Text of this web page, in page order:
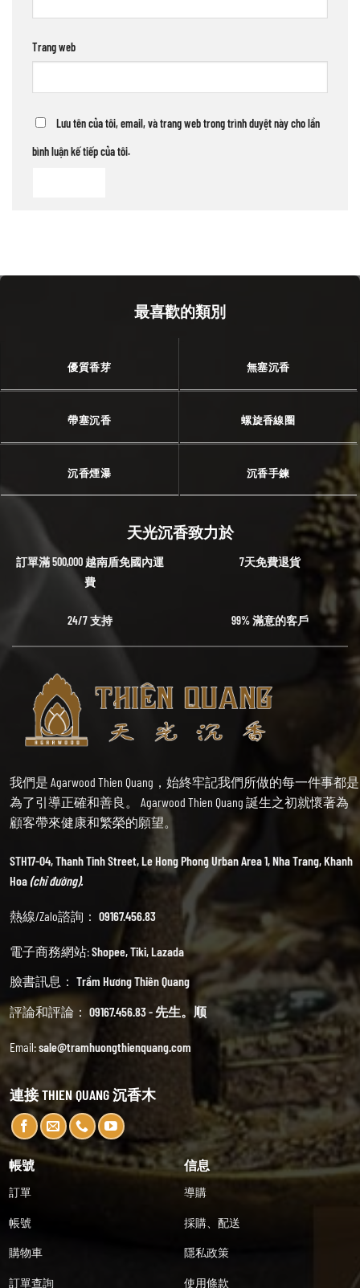
Trang web
Lưu tên của tôi, email, và trang web trong trình duyệt này cho lần
bình luận kế tiếp của tôi.
最喜歡的類別
優質香芽 無塞沉香
帶塞沉香 螺旋香線圈
沉香煙瀑 沉香手鍊
天光沉香致力於
訂單滿 500,000 越南盾免國內運
費
7天免費退貨
24/7 支持 99% 滿意的客戶
我們是 Agarwood Thien Quang，始終牢記我們所做的每一件事都是
為了引導正確和善良。 Agarwood Thien Quang 誕生之初就懷著為
顧客帶來健康和繁榮的願望。
STH17-04, Thanh Tinh Street, Le Hong Phong Urban Area 1, Nha Trang, Khanh
Hoa(chỉ đường).
熱線/Zalo諮詢： 09167.456.83
電子商務網站:Shopee,Tiki,Lazada
臉書訊息： Trầm Hương Thiên Quang
評論和評論： 09167.456.83 - 先生。顺
Email:sale@tramhuongthienquang.com
連接 THIEN QUANG 沉香木
帳號
訂單
帳號
購物車
訂單查詢
信息
導購
採購、配送
隱私政策
使用條款